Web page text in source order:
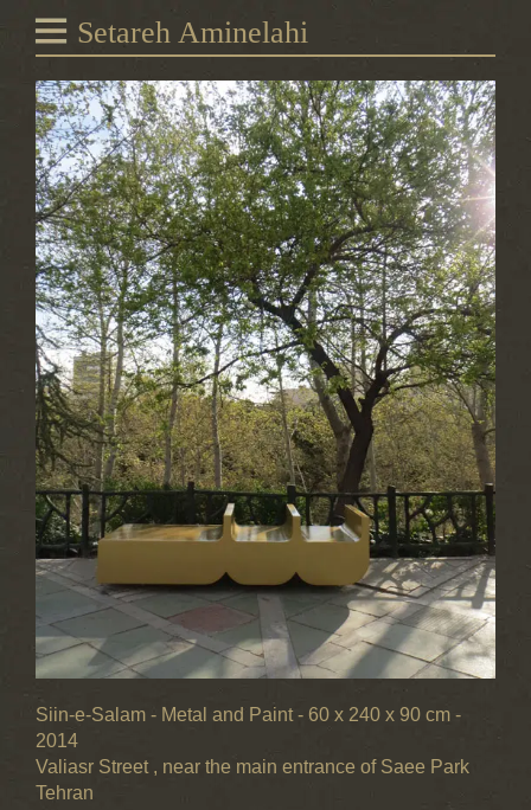
Setareh Aminelahi
Siin-e-Salam - Metal and Paint - 60 x 240 x 90 cm -
2014
Valiasr Street , near the main entrance of Saee Park
Tehran